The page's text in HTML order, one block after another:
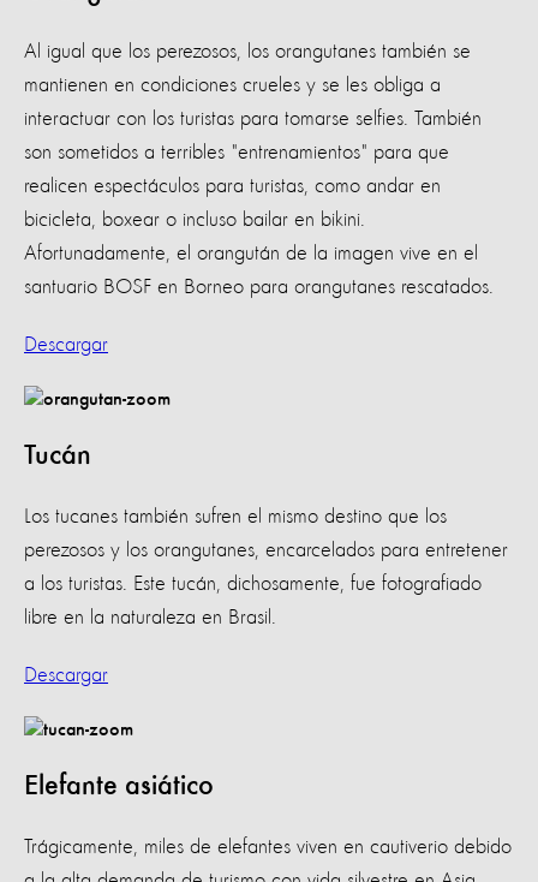
Al igual que los perezosos, los orangutanes también se
mantienen en condiciones crueles y se les obliga a
interactuar con los turistas para tomarse selfies. También
son sometidos a terribles "entrenamientos" para que
realicen espectáculos para turistas, como andar en
bicicleta, boxear o incluso bailar en bikini.
Afortunadamente, el orangután de la imagen vive en el
santuario BOSF en Borneo para orangutanes rescatados.
Descargar
Tucán
Los tucanes también sufren el mismo destino que los
perezosos y los orangutanes, encarcelados para entretener
a los turistas. Este tucán, dichosamente, fue fotografiado
libre en la naturaleza en Brasil.
Descargar
Elefante asiático
Trágicamente, miles de elefantes viven en cautiverio debido